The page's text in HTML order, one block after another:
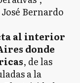
Bernardo
al interior
donde
, de las
a la